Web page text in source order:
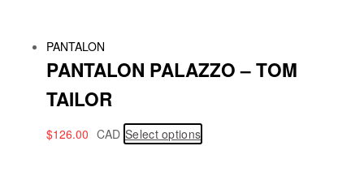
PANTALON
PANTALON PALAZZO – TOM
TAILOR
$126.00 CAD Select options